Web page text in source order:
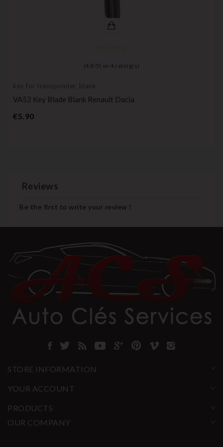
(4,8 / 5) on 4 rating(s)
key for transponder, blank
VA52 Key Blade Blank Renault Dacia
€5.90Price
Reviews
Be the first to write your review !
STORE INFORMATION
YOUR ACCOUNT
PRODUCTS
OUR COMPANY